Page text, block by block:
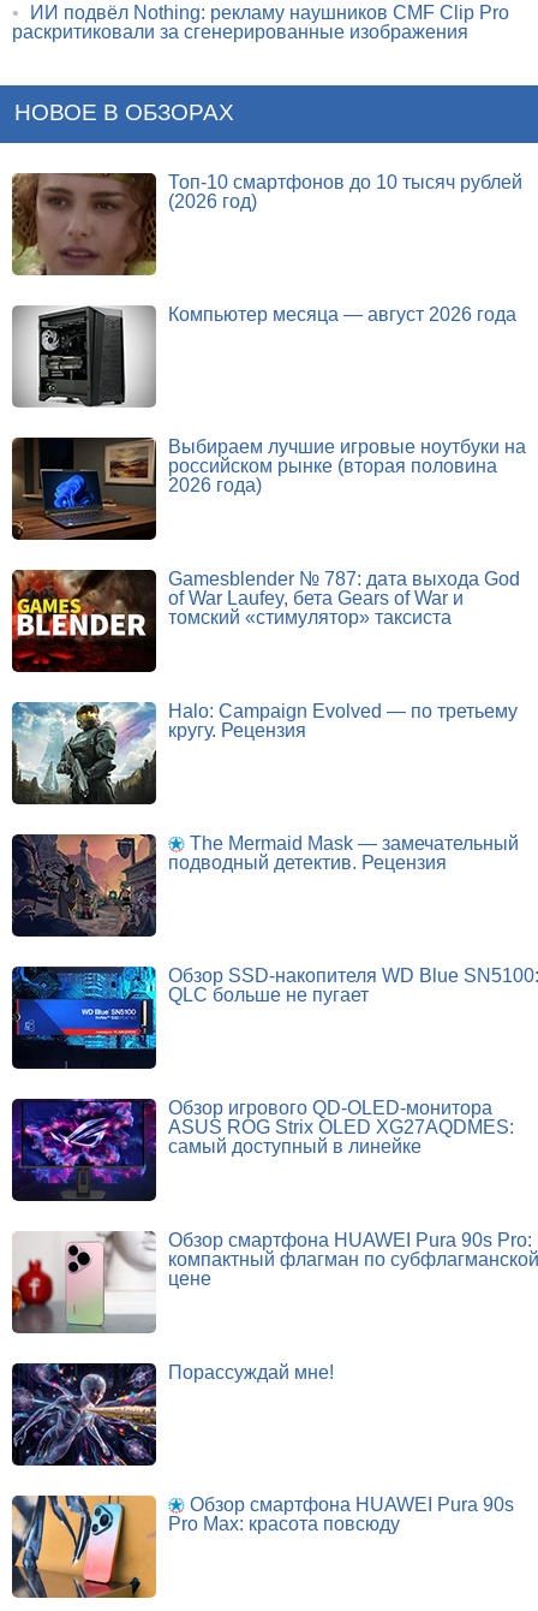
•
ИИ подвёл Nothing: рекламу наушников CMF Clip Pro
раскритиковали за сгенерированные изображения
НОВОЕ В ОБЗОРАХ
Топ-10 смартфонов до 10 тысяч рублей
(2026 год)
Компьютер месяца — август 2026 года
Выбираем лучшие игровые ноутбуки на
российском рынке (вторая половина
2026 года)
Gamesblender № 787: дата выхода God
of War Laufey, бета Gears of War и
томский «стимулятор» таксиста
Halo: Campaign Evolved — по третьему
кругу. Рецензия
The Mermaid Mask — замечательный
подводный детектив. Рецензия
Обзор SSD-накопителя WD Blue SN5100:
QLC больше не пугает
Обзор игрового QD-OLED-монитора
ASUS ROG Strix OLED XG27AQDMES:
самый доступный в линейке
Обзор смартфона HUAWEI Pura 90s Pro:
компактный флагман по субфлагманской
цене
Порассуждай мне!
Обзор смартфона HUAWEI Pura 90s
Pro Max: красота повсюду